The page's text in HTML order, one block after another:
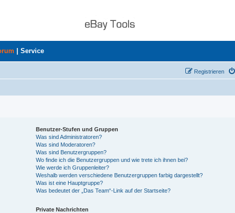
Service
Registrieren
Benutzer-Stufen und Gruppen
Was sind Administratoren?
Was sind Moderatoren?
Was sind Benutzergruppen?
Wo finde ich die Benutzergruppen und wie trete ich ihnen bei?
Wie werde ich Gruppenleiter?
Weshalb werden verschiedene Benutzergruppen farbig dargestellt?
Was ist eine Hauptgruppe?
Was bedeutet der „Das Team“-Link auf der Startseite?
Private Nachrichten